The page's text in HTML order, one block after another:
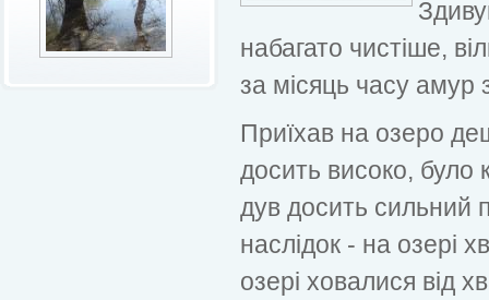
набагато чистіше,
за місяць часу амур
Приїхав на озеро
досить високо, було
дув досить сильний
наслідок - на озері
озері ховалися від